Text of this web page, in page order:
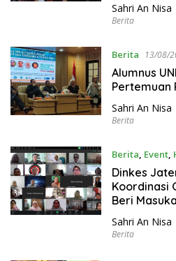
Sahri An Nisa
Berita
Berita 13/08/
Alumnus
Pertemuan
Sahri An Nisa
Berita
Berita Event,
31/07/2025
Dinkes
Koordinasi
Beri
Sahri An Nisa
Berita